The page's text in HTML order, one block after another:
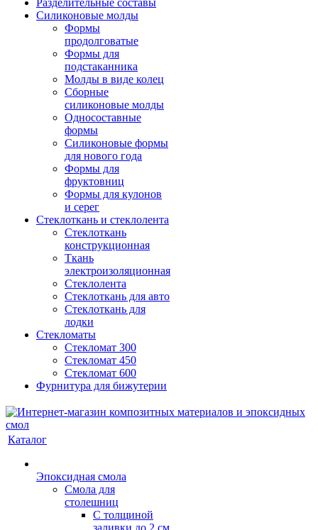
Разделительные составы
Силиконовые молды
Формы
продолговатые
Формы для
подстаканника
Молды в виде колец
Сборные
силиконовые молды
Односоставные
формы
Силиконовые формы
для нового года
Формы для
фруктовниц
Формы для кулонов
и серег
Стеклоткань и стеклолента
Стеклоткань
конструкционная
Ткань
электроизоляционная
Стеклолента
Стеклоткань для авто
Стеклоткань для
лодки
Стекломаты
Стекломат 300
Стекломат 450
Стекломат 600
Фурнитура для бижутерии
Каталог
Эпоксидная смола
Смола для
столешниц
С толщиной
заливки до 2 см